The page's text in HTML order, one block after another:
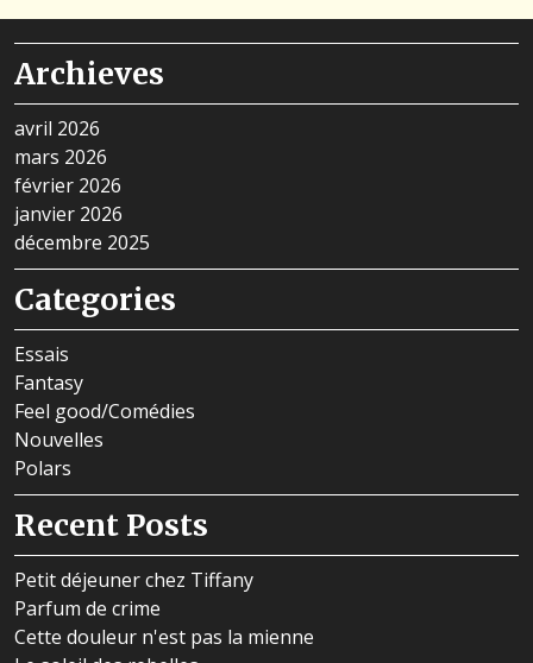
Archieves
avril 2026
mars 2026
février 2026
janvier 2026
décembre 2025
Categories
Essais
Fantasy
Feel good/Comédies
Nouvelles
Polars
Recent Posts
Petit déjeuner chez Tiffany
Parfum de crime
Cette douleur n'est pas la mienne